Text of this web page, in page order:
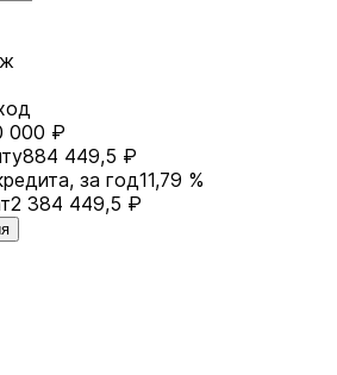
000 ₽
884 449,5 ₽
за год11,79 %
2 384 449,5 ₽